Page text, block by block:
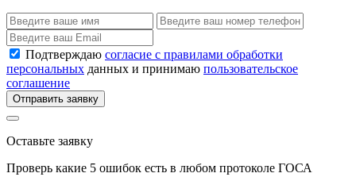
Подтверждаю согласие с правилами обработки
персональных данных и принимаю пользовательское
соглашение
Отправить заявку
Оставьте заявку
Проверь какие 5 ошибок есть в любом протоколе ГОСА